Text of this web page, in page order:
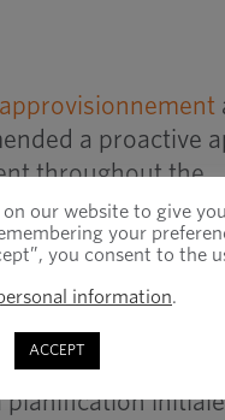
a proactive
throughout the
l'adoption
gestion de la
qualité des
(AIAG). Les
on our website to give
your
you consent to the
information.
ACCEPT